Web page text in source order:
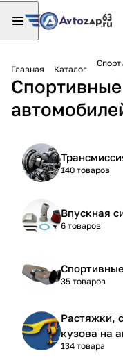
Главная Каталог
140 товаров
Впускная
6 товаров
35 товаров
Растяжки,
кузова на
134 товара